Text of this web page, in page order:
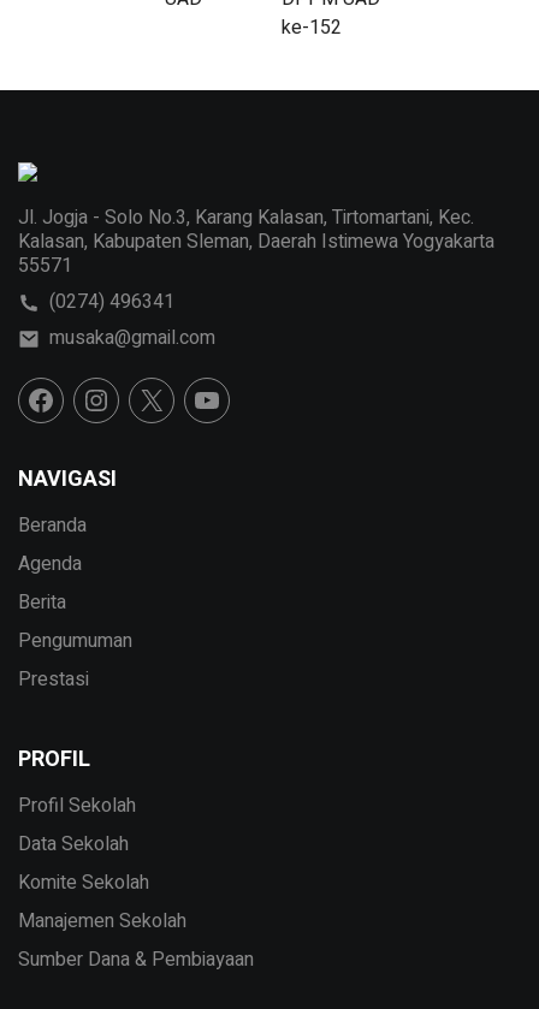
Jl. Jogja - Solo No.3, Karang Kalasan, Tirtomartani, Kec.
Kalasan, Kabupaten Sleman, Daerah Istimewa Yogyakarta
55571
(0274) 496341
musaka@gmail.com
NAVIGASI
Beranda
Agenda
Berita
Pengumuman
Prestasi
PROFIL
Profil Sekolah
Data Sekolah
Komite Sekolah
Manajemen Sekolah
Sumber Dana & Pembiayaan